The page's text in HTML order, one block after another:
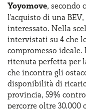
Yoyomove, secondo
l'acquisto di una
interessato. Nella
intervistati su 4 che
compromesso ideale.
ritenuta perfetta per
che incontra gli
disponibilità di
provincia, 59%
percorre oltre